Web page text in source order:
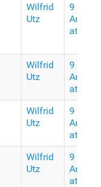
Wilfrid
Utz
9
Anos
atrás
Wilfrid
Utz
9
Anos
atrás
Wilfrid
Utz
9
Anos
atrás
Wilfrid
Utz
9
Anos
atrás